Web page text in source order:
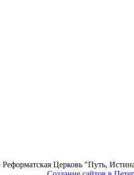
Реформатская Церковь "Путь,